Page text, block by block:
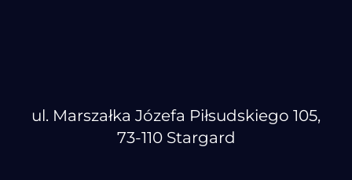
ul. Marszałka Józefa Piłsudskiego 105,
73-110 Stargard